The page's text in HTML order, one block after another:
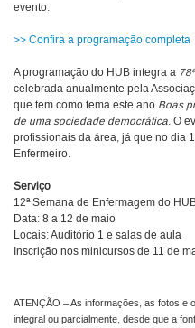
evento.
>> Confira a programação completa
A programação do HUB integra a
celebrada anualmente pela
que tem como tema este ano Boas
de uma sociedade democrática. O
profissionais da área, já que no dia
Enfermeiro.
Serviço
12ª Semana de Enfermagem do
Data: 8 a 12 de maio
Locais: Auditório 1 e salas de aula
Inscrição nos minicursos de 11 de
ATENÇÃO – As informações, as fotos
integral ou parcialmente, desde que a